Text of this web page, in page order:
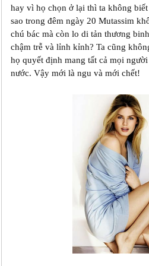
hay vì họ chọn ở lại thì ta không
sao trong đêm ngày 20 Mutassim
chú bác mà còn lo di tản thương
chậm trễ và lỉnh kỉnh? Ta cũng
họ quyết định mang tất cả mọi
nước. Vậy mới là ngu và mới chết!